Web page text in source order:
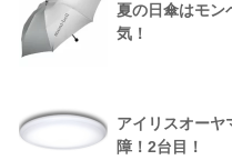
夏の日傘はモン
気！
アイリスオーヤ
障！2台目！